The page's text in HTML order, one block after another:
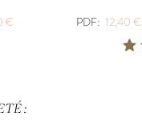
€
PDF: 12,40 €
: